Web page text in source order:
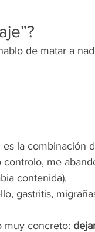
de matar a
es la combinación
controlo, me
contenida).
gastritis,
muy concreto: